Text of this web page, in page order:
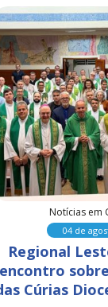
Notícias em
04 de
Regional
encontro
Cúrias